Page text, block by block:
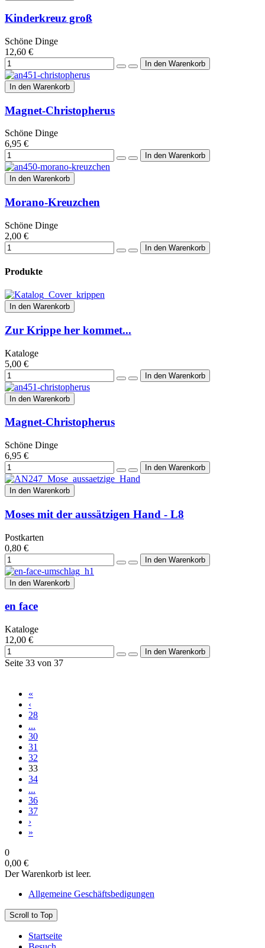
Kinderkreuz groß
Schöne Dinge
12,60 €
In den Warenkorb
Magnet-Christopherus
Schöne Dinge
6,95 €
In den Warenkorb
Morano-Kreuzchen
Schöne Dinge
2,00 €
Produkte
In den Warenkorb
Zur Krippe her kommet...
Kataloge
5,00 €
In den Warenkorb
Magnet-Christopherus
Schöne Dinge
6,95 €
In den Warenkorb
Moses mit der aussätzigen Hand - L8
Postkarten
0,80 €
In den Warenkorb
en face
Kataloge
12,00 €
Seite 33 von 37
«
‹
28
...
30
31
32
33
34
...
36
37
›
»
0
0,00 €
Der Warenkorb ist leer.
Allgemeine Geschäftsbedigungen
Scroll to Top
Startseite